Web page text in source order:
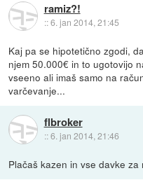
ramiz?!
::6. jan 2014, 21:45
Kaj pa se hipotetično zgodi,
njem 50.000€ in to ugotovijo
vseeno ali imaš samo na
varčevanje...
flbroker
::6. jan 2014, 21:46
Plačaš kazen in vse davke za